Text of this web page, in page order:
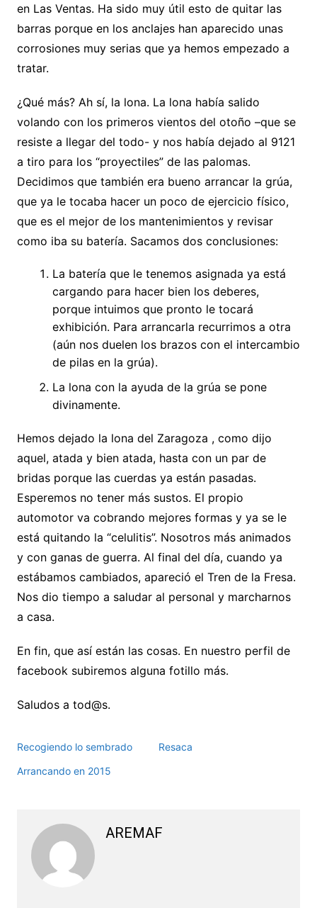
en Las Ventas. Ha sido muy útil esto de quitar las
barras porque en los anclajes han aparecido unas
corrosiones muy serias que ya hemos empezado a
tratar.
¿Qué más? Ah sí, la lona. La lona había salido
volando con los primeros vientos del otoño –que se
resiste a llegar del todo- y nos había dejado al 9121
a tiro para los “proyectiles” de las palomas.
Decidimos que también era bueno arrancar la grúa,
que ya le tocaba hacer un poco de ejercicio físico,
que es el mejor de los mantenimientos y revisar
como iba su batería. Sacamos dos conclusiones:
La batería que le tenemos asignada ya está
cargando para hacer bien los deberes,
porque intuimos que pronto le tocará
exhibición. Para arrancarla recurrimos a otra
(aún nos duelen los brazos con el intercambio
de pilas en la grúa).
La lona con la ayuda de la grúa se pone
divinamente.
Hemos dejado la lona del Zaragoza , como dijo
aquel, atada y bien atada, hasta con un par de
bridas porque las cuerdas ya están pasadas.
Esperemos no tener más sustos. El propio
automotor va cobrando mejores formas y ya se le
está quitando la “celulitis”. Nosotros más animados
y con ganas de guerra. Al final del día, cuando ya
estábamos cambiados, apareció el Tren de la Fresa.
Nos dio tiempo a saludar al personal y marcharnos
a casa.
En fin, que así están las cosas. En nuestro perfil de
facebook subiremos alguna fotillo más.
Saludos a tod@s.
Recogiendo lo sembrado
Resaca
Arrancando en 2015
AREMAF